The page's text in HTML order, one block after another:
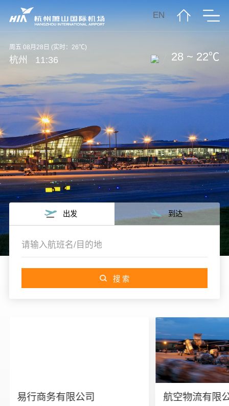
EN
周五 08月28日 (实时：26℃)
杭州 11:36 28 ~ 22℃
出发 到达
易行商务有限公司 航空物流有限